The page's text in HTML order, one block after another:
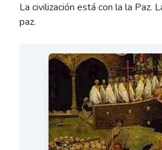
La civilización está con la la Paz.
paz.